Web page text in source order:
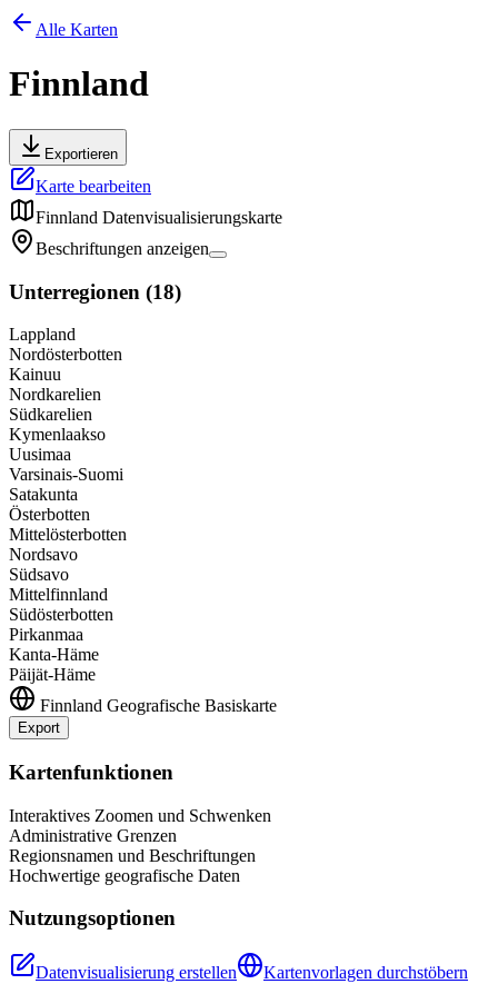
Alle Karten
Finnland
Exportieren
Karte bearbeiten
Finnland Datenvisualisierungskarte
Beschriftungen anzeigen
Unterregionen (18)
Lappland
Nordösterbotten
Kainuu
Nordkarelien
Südkarelien
Kymenlaakso
Uusimaa
Varsinais-Suomi
Satakunta
Österbotten
Mittelösterbotten
Nordsavo
Südsavo
Mittelfinnland
Südösterbotten
Pirkanmaa
Kanta-Häme
Päijät-Häme
Finnland Geografische Basiskarte
Export
+
Kartenfunktionen
Interaktives Zoomen und Schwenken
Administrative Grenzen
Regionsnamen und Beschriftungen
Hochwertige geografische Daten
Nutzungsoptionen
Datenvisualisierung erstellen
Kartenvorlagen durchstöbern